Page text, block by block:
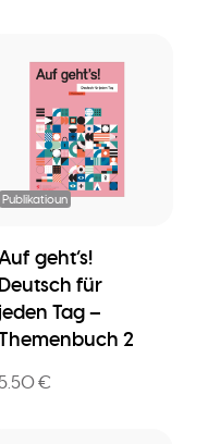
Publikatioun
geht’s!
Deutsch für
jeden Tag –
2
5.50 €